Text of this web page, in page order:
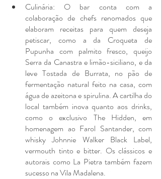
Culinária: O bar conta com a
colaboração de chefs renomados que
elaboram receitas para quem deseja
petiscar, como a da Croqueta de
Pupunha com palmito fresco, queijo
Serra da Canastra e limão-siciliano, e da
leve Tostada de Burrata, no pão de
fermentação natural feito na casa, com
água de azeitona e spirulina. A cartilha do
local também inova quanto aos drinks,
como o exclusivo The Hidden, em
homenagem ao Farol Santander, com
whisky Johnnie Walker Black Label,
vermouth tinto e bitter. Os clássicos e
autorais como La Pietra também fazem
sucesso na Vila Madalena.